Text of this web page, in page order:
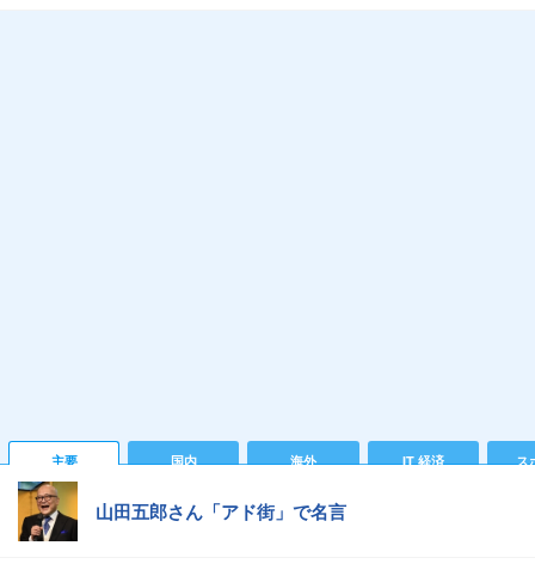
主要 国内 海外 IT 経済 ス
山田五郎さん「アド街」で名言